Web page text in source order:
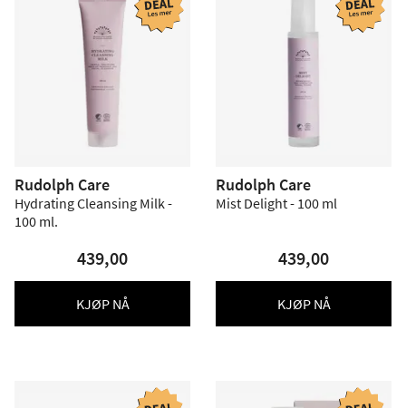
Rudolph Care
Hydrating Cleansing Milk -
100 ml.
439,00
KJØP NÅ
Rudolph Care
Mist Delight - 100 ml
439,00
KJØP NÅ